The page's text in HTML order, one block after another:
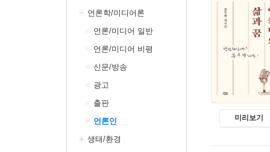
언론학/미디어론
언론/미디어 일반
언론/미디어 비평
신문/방송
광고
출판
언론인
생태/환경
미리보기